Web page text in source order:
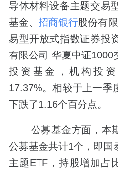
导体材料设备主题交易
基金、招商银行股份有
易型开放式指数证券投
有限公司-华夏中证1000
投资基金，机构投
17.37%。相较于上一季
下跌了1.16个百分点。
公募基金方面，本期
公募基金共计1个，即国
主题ETF，持股增加占